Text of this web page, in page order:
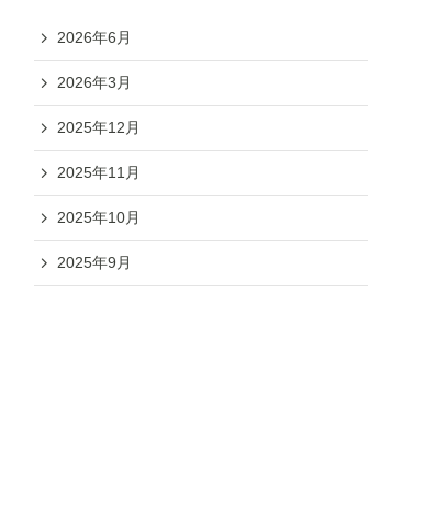
2026年6月
2026年3月
2025年12月
2025年11月
2025年10月
2025年9月